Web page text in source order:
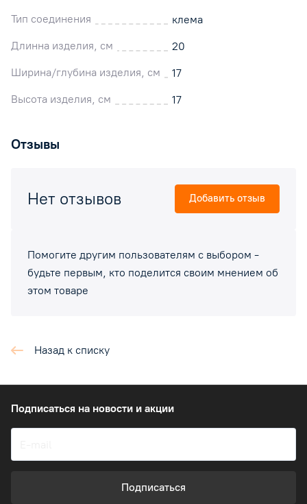
Тип соединения
клема
Длинна изделия, см
20
Ширина/глубина изделия, см
17
Высота изделия, см
17
Отзывы
Помогите другим пользователям с выбором -
будьте первым, кто поделится своим мнением об
этом товаре
Нет отзывов Добавить отзыв
Назад к списку
Подписаться на новости и акции
Подписаться